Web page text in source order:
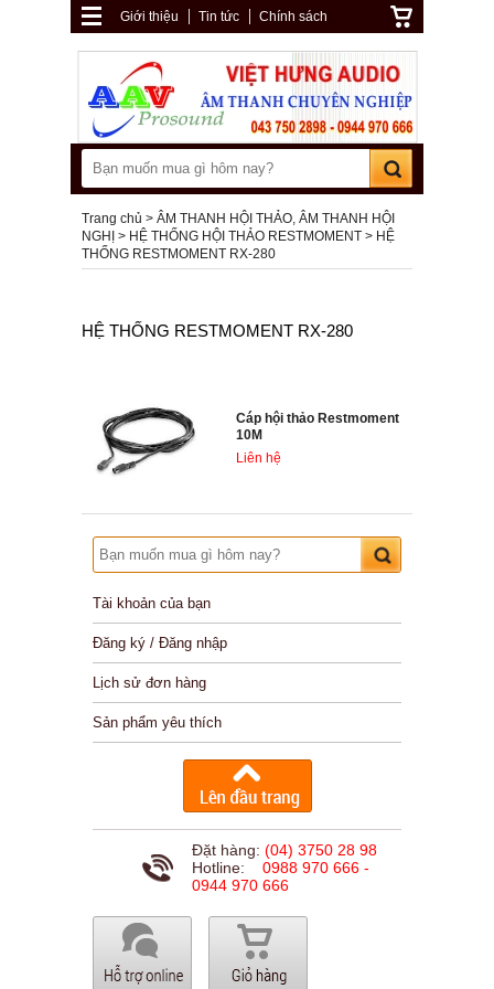
Giới thiệu Tin tức Chính sách
Trang chủ
ÂM THANH HỘI THẢO, ÂM THANH HỘI
NGHỊ
HỆ THỐNG HỘI THẢO RESTMOMENT
HỆ
THỐNG RESTMOMENT RX-280
HỆ THỐNG RESTMOMENT RX-280
Cáp hội thảo Restmoment
10M
Liên hệ
Tài khoản của bạn
Đăng ký / Đăng nhập
Lịch sử đơn hàng
Sản phẩm yêu thích
Đặt hàng: (04) 3750 28 98
Hotline: 0988 970 666 -
0944 970 666